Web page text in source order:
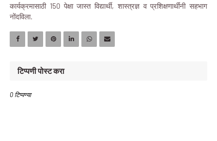
कार्यक्रमासाठी 150 पेक्षा जास्त विद्यार्थी, शास्त्रज्ञ व प्रशिक्षणार्थींनी सहभाग
नोंदविला.
टिप्पणी पोस्ट करा
0 टिप्पण्या